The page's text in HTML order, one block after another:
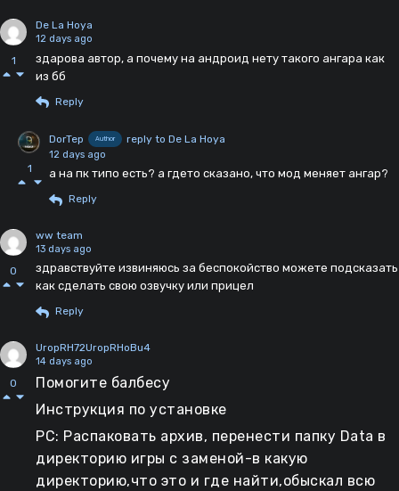
1
De La Hoya
12 days ago
здарова автор, а почему на андроид нету такого ангара как
из бб
Reply
1
DorTep Author reply to De La Hoya
12 days ago
а на пк типо есть? а гдето сказано, что мод меняет ангар?
Reply
0
ww team
13 days ago
здравствуйте извиняюсь за беспокойство можете подсказать
как сделать свою озвучку или прицел
Reply
0
UropRH72UropRHoBu4
14 days ago
Помогите балбесу
Инструкция по установке
PC: Распаковать архив, перенести папку Data в
директорию игры с заменой-в какую
директорию,что это и где найти,обыскал всю